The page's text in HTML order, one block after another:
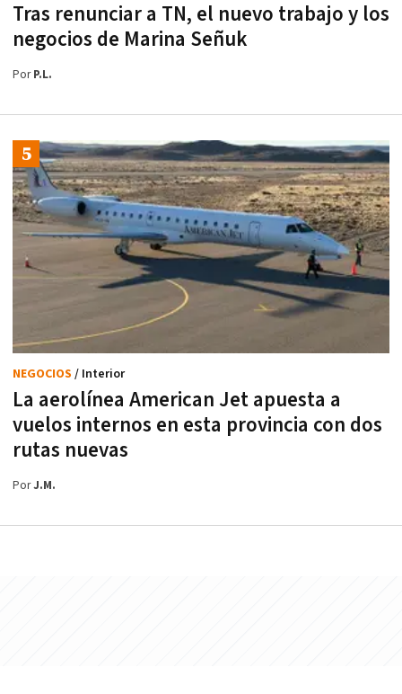
Tras renunciar a TN, el nuevo trabajo y los
negocios de Marina Señuk
PorP.L.
La aerolínea American Jet apuesta a
vuelos internos en esta provincia con dos
rutas nuevas
NEGOCIOS / Interior
PorJ.M.